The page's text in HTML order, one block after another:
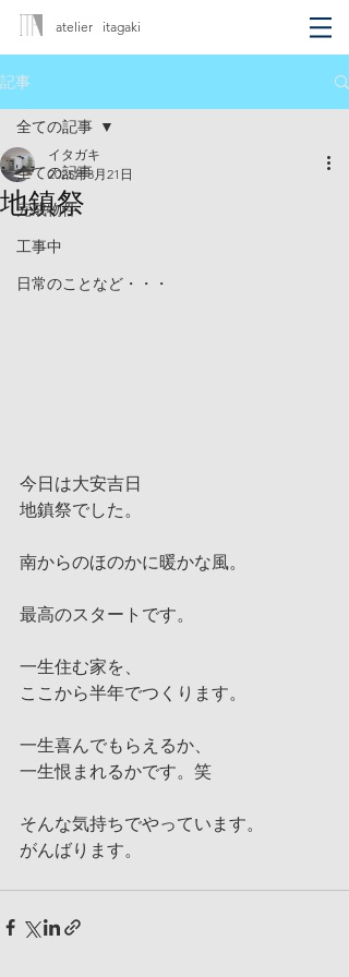
atelier itagaki
記事
全ての記事
完成物件
工事中
日常のことなど・・・
全ての記事
地鎮祭
イタガキ
2025年3月21日
今日は大安吉日
地鎮祭でした。
南からのほのかに暖かな風。
最高のスタートです。
一生住む家を、
ここから半年でつくります。
一生喜んでもらえるか、
一生恨まれるかです。笑
そんな気持ちでやっています。
がんばります。